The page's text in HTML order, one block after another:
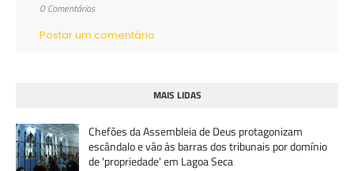
0 Comentários
Postar um comentário
MAIS LIDAS
Chefões da Assembleia de Deus protagonizam
escândalo e vão às barras dos tribunais por domínio
de 'propriedade' em Lagoa Seca